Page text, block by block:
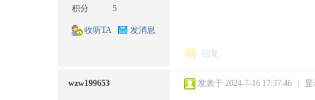
积分 5
收听TA 发消息
回复
wzw199653 发表于 2024-7-16 17:37:46 显